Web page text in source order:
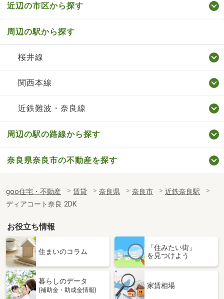
近辺の市区から探す
周辺の駅から探す
桜井線
関西本線
近鉄難波・奈良線
周辺の駅の路線から探す
奈良県奈良市の不動産を探す
goo住宅・不動産 賃貸 奈良県 奈良市
近鉄奈良駅
ディアコート奈良 2DK
お役立ち情報
住まいのコラム
「住みたい街」
を見つけよう
暮らしのデータ
(補助金・助成金情報)
家賃相場